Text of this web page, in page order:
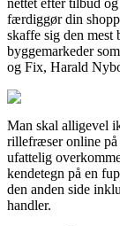
færdiggør din
skaffe sig den
byggemarkeder
og Fix, Harald
Man skal alligevel
rillefræser online på
ufattelig
kendetegn på en
den anden side
handler.